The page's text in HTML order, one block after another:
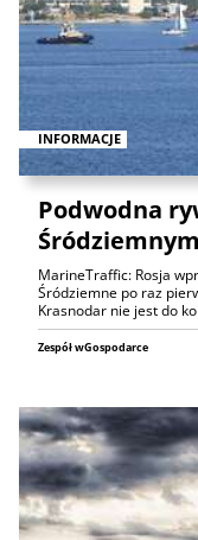
INFORMACJE
Podwodna
Śródziemnym
MarineTraffic: Rosja
Śródziemne po raz
Krasnodar nie jest do
Zespół wGospodarce